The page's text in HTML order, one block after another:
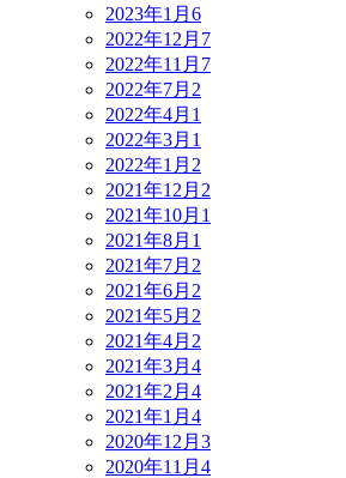
2023年1月 6
2022年12月 7
2022年11月 7
2022年7月 2
2022年4月 1
2022年3月 1
2022年1月 2
2021年12月 2
2021年10月 1
2021年8月 1
2021年7月 2
2021年6月 2
2021年5月 2
2021年4月 2
2021年3月 4
2021年2月 4
2021年1月 4
2020年12月 3
2020年11月 4